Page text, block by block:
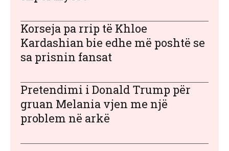
Korseja pa rrip të Khloe
Kardashian bie edhe më poshtë se
sa prisnin fansat
Pretendimi i Donald Trump për
gruan Melania vjen me një
problem në arkë